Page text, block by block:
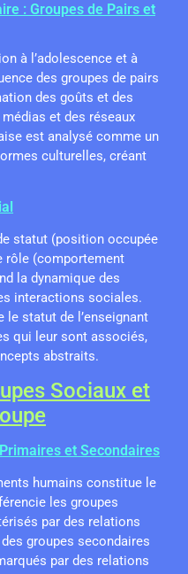
: Groupes de Pairs et
à l’adolescence et à
des groupes de pairs
des goûts et des
et des réseaux
est analysé comme un
culturelles, créant
statut (position occupée
rôle (comportement
la dynamique des
interactions sociales.
le statut de l’enseignant
qui leur sont associés,
abstraits.
Sociaux et
et Secondaires
humains constitue le
les groupes
par des relations
groupes secondaires
par des relations